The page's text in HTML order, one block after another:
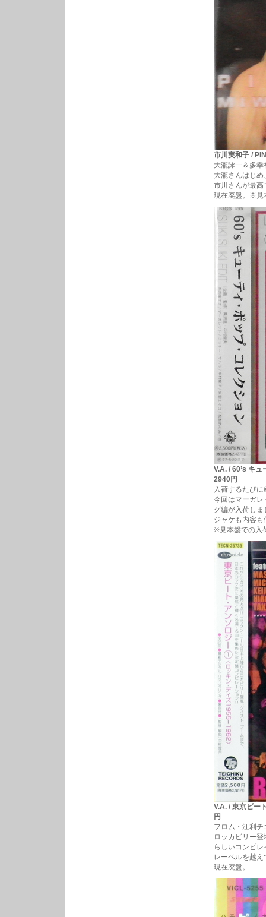
市川実和子 /
大瀧詠一＆多
大瀧さんはじ
市川さんが最高
現在廃盤。※見
V.A. / 60’s キ
2940円
入荷するたび
今回はマーガレ
グ編が入荷しま
ジャケも内容
※見本盤での入
V.A. / 東京ビー
円
フロム・江利
ロッカビリー
らしいコンピ
レーベルを越
現在廃盤。